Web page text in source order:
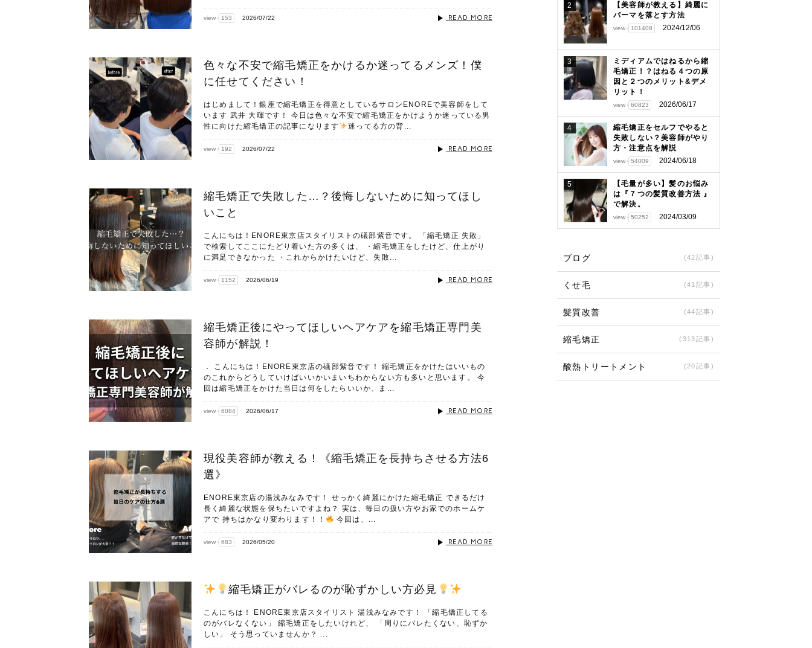
view 153 2026/07/22 READ MORE
色々な不安で縮毛矯正をかけるか迷ってるメンズ！僕
に任せてください！
はじめまして！銀座で縮毛矯正を得意としているサロンENOREで美容師をして
います 武井 大暉です！ 今日は色々な不安で縮毛矯正をかけようか迷っている男
性に向けた縮毛矯正の記事になります
️迷ってる方の背...
view 192 2026/07/22 READ MORE
縮毛矯正で失敗した…？後悔しないために知ってほし
いこと
こんにちは！ENORE東京店スタイリストの礒部紫音です。 「縮毛矯正 失敗」
で検索してここにたどり着いた方の多くは、 ・縮毛矯正をしたけど、仕上がり
に満足できなかった ・これからかけたいけど、失敗...
view 1152 2026/06/19 READ MORE
縮毛矯正後にやってほしいヘアケアを縮毛矯正専門美
容師が解説！
． こんにちは！ENORE東京店の礒部紫音です！ 縮毛矯正をかけたはいいもの
のこれからどうしていけばいいかいまいちわからない方も多いと思います。 今
回は縮毛矯正をかけた当日は何をしたらいいか、ま...
view 6084 2026/06/17 READ MORE
現役美容師が教える！《縮毛矯正を長持ちさせる方法6
選》
ENORE東京店の湯浅みなみです！ せっかく綺麗にかけた縮毛矯正 できるだけ
長く綺麗な状態を保ちたいですよね？ 実は、毎日の扱い方やお家でのホームケ
アで 持ちはかなり変わります！！
今回は、...
view 683 2026/05/20 READ MORE
縮毛矯正がバレるのが恥ずかしい方必見
こんにちは！ ENORE東京店スタイリスト 湯浅みなみです！ 「縮毛矯正してる
のがバレなくない」 縮毛矯正をしたいけれど、 「周りにバレたくない、恥ずか
しい」 そう思っていませんか？ ...
2
【美容師が教える】綺麗に
パーマを落とす方法
view 101408 2024/12/06
3
ミディアムではねるから縮
毛矯正！？はねる４つの原
因と２つのメリット&デメ
リット！
view 60823 2026/06/17
4
縮毛矯正をセルフでやると
失敗しない？美容師がやり
方・注意点を解説
view 54009 2024/06/18
5
【毛量が多い】髪のお悩み
は『７つの髪質改善方法 』
で解決。
view 50252 2024/03/09
ブログ (42記事)
くせ毛 (41記事)
髪質改善 (44記事)
縮毛矯正 (313記事)
酸熱トリートメント (20記事)